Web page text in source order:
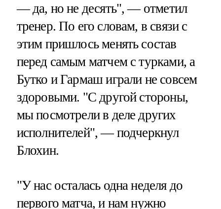
— да, но не десять", — отметил
тренер. По его словам, в связи с
этим пришлось менять состав
перед самым матчем с турками, а
Бутко и Гармаш играли не совсем
здоровыми. "С другой стороны,
мы посмотрели в деле других
исполнителей", — подчеркнул
Блохин.
"У нас осталась одна неделя до
первого матча, и нам нужно